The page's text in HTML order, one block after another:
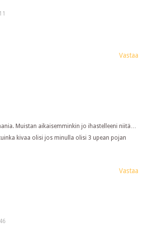
Vastaa
Muistan aikaisemminkin jo ihastelleeni niitä…
kivaa olisi jos minulla olisi 3 upean pojan
Vastaa